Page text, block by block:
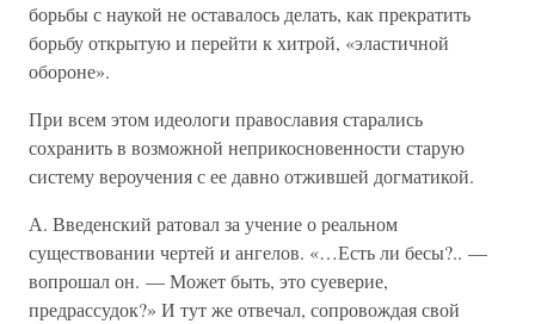
борьбы с наукой не оставалось делать, как прекратить
борьбу открытую и перейти к хитрой, «эластичной
обороне».
При всем этом идеологи православия старались
сохранить в возможной неприкосновенности старую
систему вероучения с ее давно отжившей догматикой.
А. Введенский ратовал за учение о реальном
существовании чертей и ангелов. «…Есть ли бесы?.. —
вопрошал он. — Может быть, это суеверие,
предрассудок?» И тут же отвечал, сопровождая свой